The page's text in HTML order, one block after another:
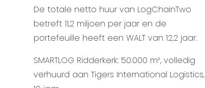
De totale netto huur van LogChainTwo
betreft 11,2 miljoen per jaar en de
portefeuille heeft een WALT van 12,2 jaar.
SMARTLOG Ridderkerk: 50.000 m², volledig
verhuurd aan Tigers International Logistics,